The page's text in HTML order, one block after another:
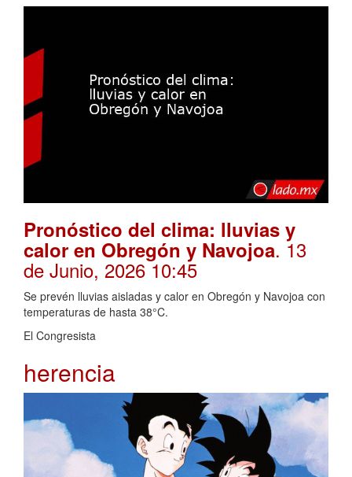
Pronóstico del clima: lluvias y
calor en Obregón y Navojoa. 13
de Junio, 2026 10:45
Se prevén lluvias aisladas y calor en Obregón y Navojoa con
temperaturas de hasta 38°C.
El Congresista
herencia